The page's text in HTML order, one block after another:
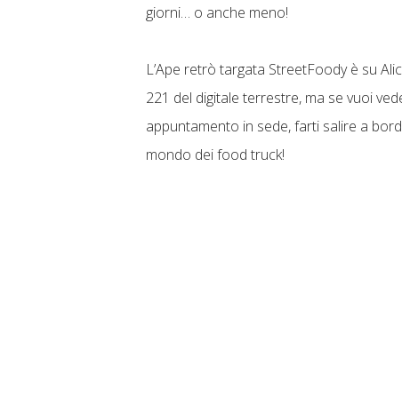
giorni… o anche meno!
L’Ape retrò targata StreetFoody è su
221 del digitale terrestre, ma se vuoi
appuntamento in sede, farti salire a
mondo dei food truck!